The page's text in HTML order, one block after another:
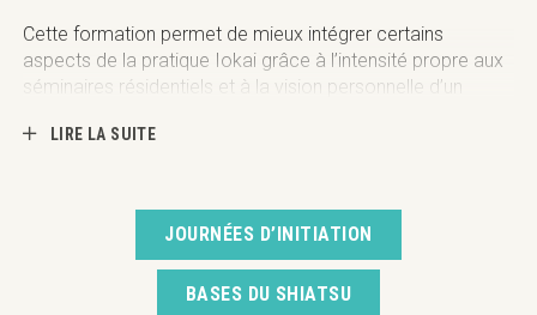
Cette formation permet de mieux intégrer certains
aspects de la pratique Iokai grâce à l’intensité propre aux
séminaires résidentiels et à la vision personnelle d’un
par un professeur invité, choisi parmi les enseignants des
Il a lieu à l’hôtel Balance, Les Granges, situé dans un
magnifique endroit ressourçant du Valais, à environ 1000
m d’altitude et entouré d’une vue à couper le souffle. Cet
hôtel existe depuis plus de 30 ans.
LIRE LA SUITE
JOURNÉES D’INITIATION
BASES DU SHIATSU